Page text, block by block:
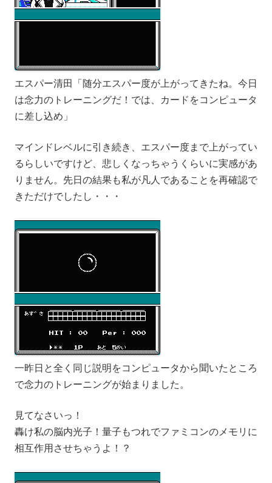
エスパー清田「随分エスパー度が上がってきたね。今日
は念力のトレーニングだ！では、カードをコンピュータ
に差し込め」
マインドレベルに引き続き、エスパー度まで上がってい
るらしいですけど、悲しくなっちゃうくらいに実感があ
りません。先日の結果も私が凡人であることを再確認で
きただけでしたし・・・
一昨日と全く同じ説明をコンピュータから聞いたところ
で念力のトレーニングが始まりました。
見てなさいっ！
轟け私の脳内光子！量子もつれでファミコンのメモリに
相互作用させちゃうよ！？